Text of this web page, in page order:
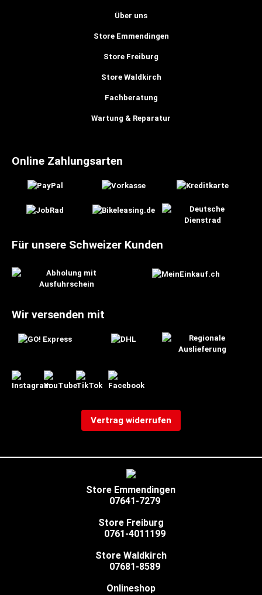
Über uns
Store Emmendingen
Store Freiburg
Store Waldkirch
Fachberatung
Wartung & Reparatur
Online Zahlungsarten
Für unsere Schweizer Kunden
Wir versenden mit
Vertrag widerrufen
Store Emmendingen
07641-7279
Store Freiburg
0761-4011199
Store Waldkirch
07681-8589
Onlineshop